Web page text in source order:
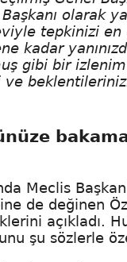
olarak
tepkinizi en
kadar
gibi bir
Meclis
de değinen
açıkladı.
şu sözlerle